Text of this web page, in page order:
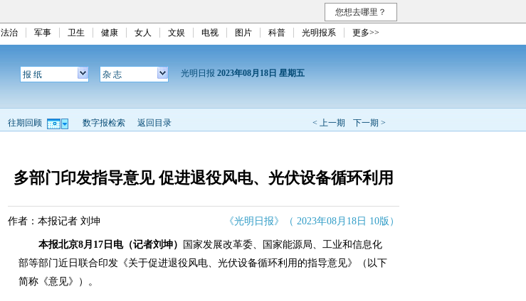
您想去哪里？
法治 军事 卫生 健康 女人 文娱 电视 图片 科普 光明报系 更多>>
报 纸 杂 志 光明日报 2023年08月18日 星期五
< 上一期 下一期 >
往期回顾 数字报检索 返回目录
多部门印发指导意见 促进退役风电、光伏设备循环利用
作者：本报记者 刘坤 《光明日报》（ 2023年08月18日 10版）
本报北京8月17日电（记者刘坤）
国家发展改革委、国家能源局、工业和信息化
部等部门近日联合印发《关于促进退役风电、光伏设备循环利用的指导意见》（以下
简称《意见》）。